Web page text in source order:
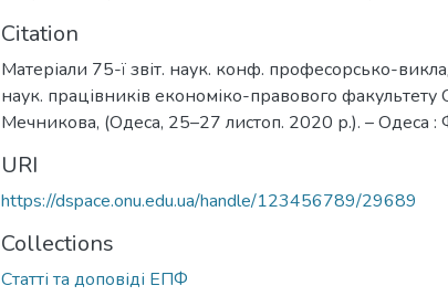
Citation
Матеріали 75-ї звіт. наук. конф. професорсько-
наук. працівників економіко-правового факультету
Мечникова, (Одеса, 25–27 листоп. 2020 р.). – Одеса :
URI
https://dspace.onu.edu.ua/handle/123456789/29689
Collections
Статті та доповіді ЕПФ